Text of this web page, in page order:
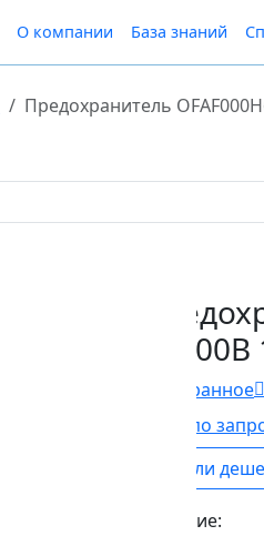
О компании База знаний
Предохранитель
В Избранное
Цена по
Нашли
Наличие: